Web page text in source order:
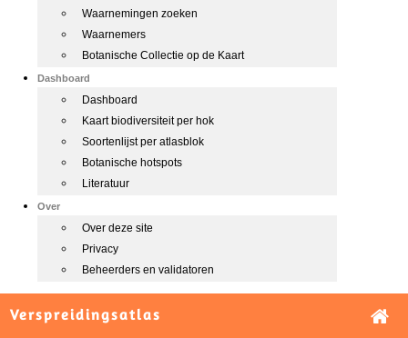
Waarnemingen zoeken
Waarnemers
Botanische Collectie op de Kaart
Dashboard
Dashboard
Kaart biodiversiteit per hok
Soortenlijst per atlasblok
Botanische hotspots
Literatuur
Over
Over deze site
Privacy
Beheerders en validatoren
Verspreidingsatlas